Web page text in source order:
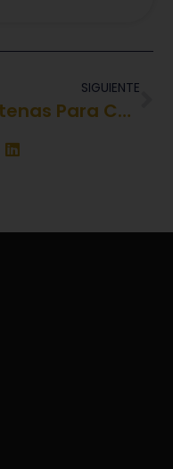
SIGUIENTE
Antenas Para Caravanas